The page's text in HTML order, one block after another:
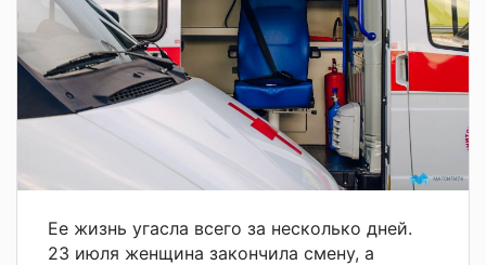
Ее жизнь угасла всего за несколько дней.
23 июля женщина закончила смену, а